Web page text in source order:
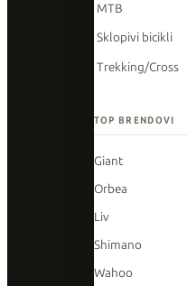
MTB
Sklopivi bicikli
Trekking/Cross
TOP BRENDOVI
Giant
Orbea
Liv
Shimano
Wahoo